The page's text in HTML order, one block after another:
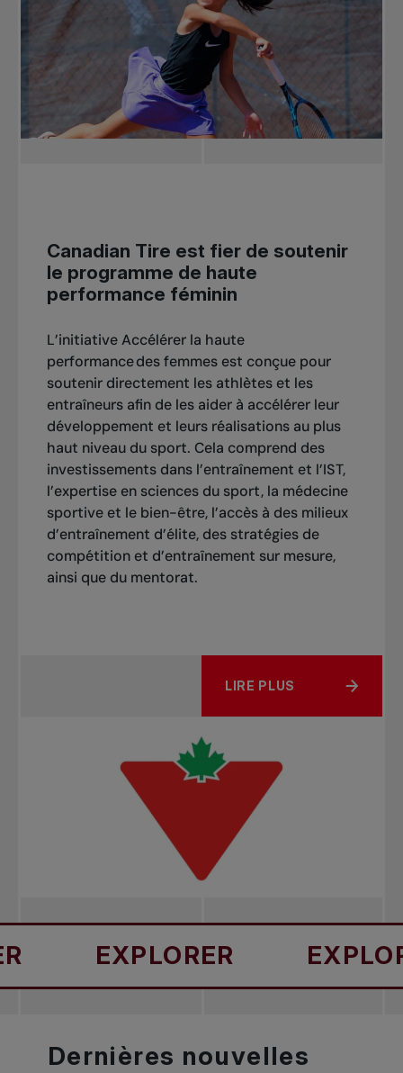
Canadian Tire est fier de soutenir
le programme de haute
performance féminin
L’initiativeAccélérer la haute
performance des femmesest conçue pour
soutenir directement les athlètes et les
entraîneurs afin de les aider à accélérer leur
développement et leurs réalisations au plus
haut niveau du sport. Cela comprend des
investissements dans l’entraînement et l’IST,
l’expertise en sciences du sport, la médecine
sportive et le bien-être, l’accès à des milieux
d’entraînement d’élite, des stratégies de
compétition et d’entraînement sur mesure,
ainsi que du mentorat.
LIRE PLUS
EXPLORER EXPLORER
Dernières nouvelles